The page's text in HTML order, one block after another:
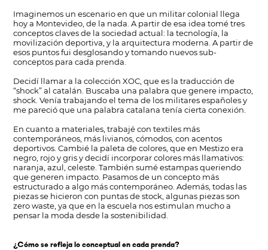
Imaginemos un escenario en que un militar colonial llega
hoy a Montevideo, de la nada. A partir de esa idea tomé tres
conceptos claves de la sociedad actual: la tecnología, la
movilización deportiva, y la arquitectura moderna. A partir de
esos puntos fui desglosando y tomando nuevos sub-
conceptos para cada prenda.
Decidí llamar a la colección XOC, que es la traducción de
“shock” al catalán. Buscaba una palabra que genere impacto,
shock. Venía trabajando el tema de los militares españoles y
me pareció que una palabra catalana tenía cierta conexión.
En cuanto a materiales, trabajé con textiles más
contemporáneos, más livianos, cómodos, con acentos
deportivos. Cambié la paleta de colores, que en Mestizo era
negro, rojo y gris y decidí incorporar colores más llamativos:
naranja, azul, celeste. También sumé estampas queriendo
que generen impacto. Pasamos de un concepto más
estructurado a algo más contemporáneo. Además, todas las
piezas se hicieron con puntas de stock, algunas piezas son
zero waste, ya que en la escuela nos estimulan mucho a
pensar la moda desde la sostenibilidad.
¿Cómo se refleja lo conceptual en cada prenda?